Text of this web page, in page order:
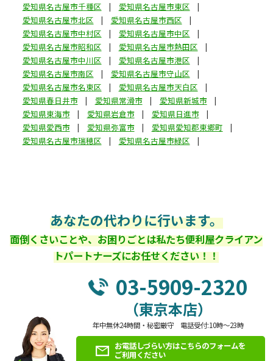
愛知県名古屋市千種区
愛知県名古屋市東区
愛知県名古屋市北区
愛知県名古屋市西区
愛知県名古屋市中村区
愛知県名古屋市中区
愛知県名古屋市昭和区
愛知県名古屋市熱田区
愛知県名古屋市中川区
愛知県名古屋市港区
愛知県名古屋市南区
愛知県名古屋市守山区
愛知県名古屋市名東区
愛知県名古屋市天白区
愛知県春日井市
愛知県常滑市
愛知県新城市
愛知県東海市
愛知県岩倉市
愛知県日進市
愛知県愛西市
愛知県弥富市
愛知県愛知郡東郷町
愛知県名古屋市瑞穂区
愛知県名古屋市緑区
あなたの代わりに行います。
面倒くさいことや、お困りごとは私たち便利屋クライアン
トパートナーズにお任せください！！
03-5909-2320
（東京本店）
年中無休24時間・秘密厳守 電話受付:10時～23時
お電話しづらい方はこちらのフォームを
ご利用ください